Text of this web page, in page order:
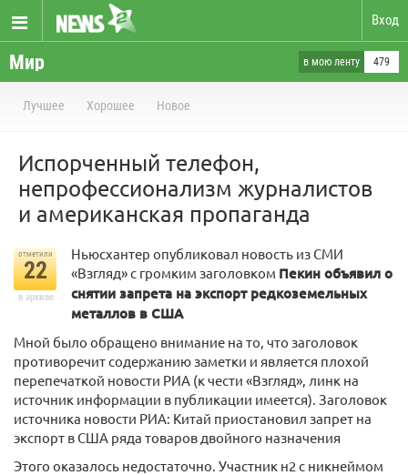
Вход
Мир в мою ленту 479
Лучшее Хорошее Новое
Испорченный телефон,
непрофессионализм журналистов
и американская пропаганда
отметили
22
в архиве
Ньюсхантер опубликовал новость из СМИ
«Взгляд» с громким заголовком Пекин объявил о
снятии запрета на экспорт редкоземельных
металлов в США
Мной было обращено внимание на то, что заголовок
противоречит содержанию заметки и является плохой
перепечаткой новости РИА (к чести «Взгляд», линк на
источник информации в публикации имеется). Заголовок
источника новости РИА: Китай приостановил запрет на
экспорт в США ряда товаров двойного назначения
Этого оказалось недостаточно. Участник н2 с никнеймом